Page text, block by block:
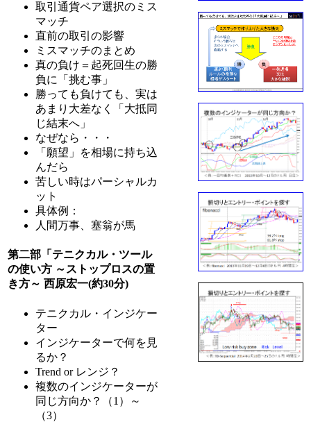
取引通貨ペア選択のミス
マッチ
直前の取引の影響
ミスマッチのまとめ
真の負け＝起死回生の勝
負に「挑む事」
勝っても負けても、実は
あまり大差なく「大抵同
じ結末へ」
なぜなら・・・
「願望」を相場に持ち込
んだら
苦しい時はパーシャルカ
ット
具体例：
人間万事、塞翁が馬
第二部「テニクカル・ツール
の使い方 ～ストップロスの置
き方～ 西原宏一(約30分)
テニクカル・インジケー
ター
インジケーターで何を見
るか？
Trend or レンジ？
複数のインジケーターが
同じ方向か？（1）～
（3）